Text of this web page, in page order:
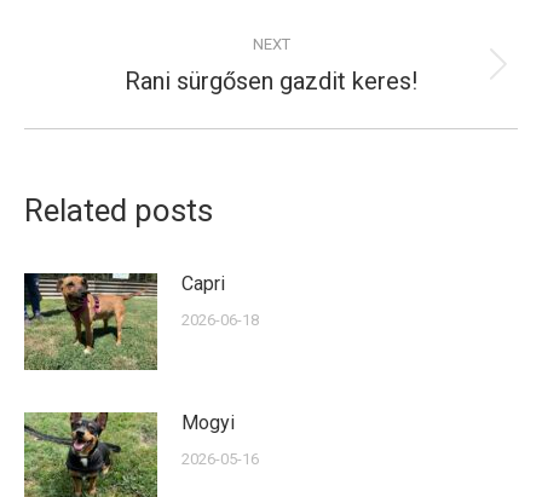
NEXT
Next
Rani sürgősen gazdit keres!
Related posts
Capri
2026-06-18
Mogyi
2026-05-16